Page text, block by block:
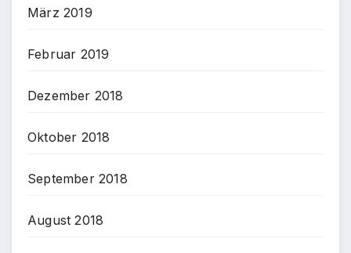
März 2019
Februar 2019
Dezember 2018
Oktober 2018
September 2018
August 2018